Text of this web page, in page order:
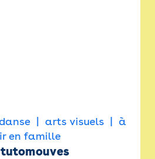
arts visuels
à
en famille
tutomouves